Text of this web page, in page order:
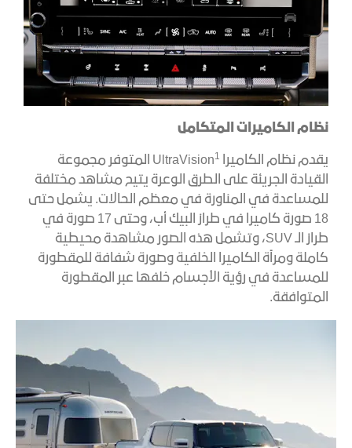
نظام الكاميرات المتكامل
يقدم نظام الكاميرا UltraVision 1
المتوفر مجموعة
القيادة الجريئة على الطرق الوعرة يتيح مشاهد مختلفة
للمساعدة في المناورة في معظم الحالات. يشمل حتى
18 صورة كاميرا في طراز البيك أب، وحتى 17 صورة في
طراز الـ SUV، وتشمل هذه الصور مشاهدة محيطية
كاملة ومرآة الكاميرا الخلفية وصورة شفافة للمقطورة
للمساعدة في رؤية الأجسام خلفها عبر المقطورة
المتوافقة.